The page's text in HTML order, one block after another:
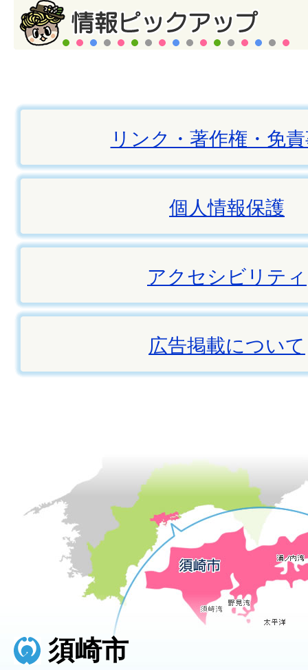
リンク・著作権・免
個人情報保護
アクセシビリティ
広告掲載について
須崎市